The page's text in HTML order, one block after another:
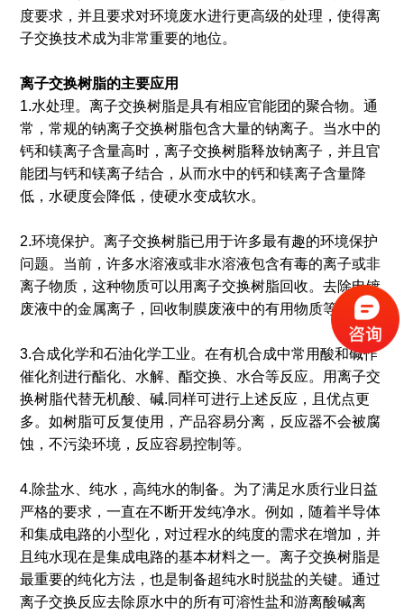
度要求，并且要求对环境废水进行更高级的处理，使得离
子交换技术成为非常重要的地位。
离子交换树脂的主要应用
1.水处理。离子交换树脂是具有相应官能团的聚合物。通
常，常规的钠离子交换树脂包含大量的钠离子。当水中的
钙和镁离子含量高时，离子交换树脂释放钠离子，并且官
能团与钙和镁离子结合，从而水中的钙和镁离子含量降
低，水硬度会降低，使硬水变成软水。
2.环境保护。离子交换树脂已用于许多最有趣的环境保护
问题。当前，许多水溶液或非水溶液包含有毒的离子或非
离子物质，这种物质可以用离子交换树脂回收。去除电镀
废液中的金属离子，回收制膜废液中的有用物质等。
3.合成化学和石油化学工业。在有机合成中常用酸和碱作
催化剂进行酯化、水解、酯交换、水合等反应。用离子交
换树脂代替无机酸、碱.同样可进行上述反应，且优点更
多。如树脂可反复使用，产品容易分离，反应器不会被腐
蚀，不污染环境，反应容易控制等。
4.除盐水、纯水，高纯水的制备。为了满足水质行业日益
严格的要求，一直在不断开发纯净水。例如，随着半导体
和集成电路的小型化，对过程水的纯度的需求在增加，并
且纯水现在是集成电路的基本材料之一。离子交换树脂是
最重要的纯化方法，也是制备超纯水时脱盐的关键。通过
离子交换反应去除原水中的所有可溶性盐和游离酸碱离